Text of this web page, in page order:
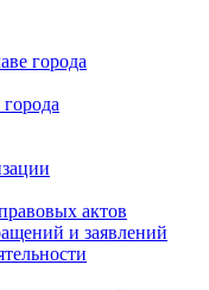
города
актов
и заявлений